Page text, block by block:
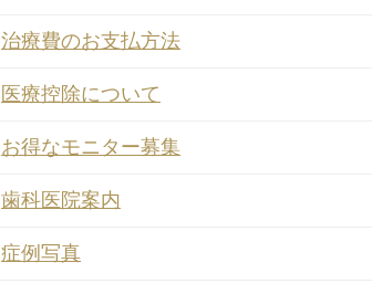
治療費のお支払方法
医療控除について
お得なモニター募集
歯科医院案内
症例写真